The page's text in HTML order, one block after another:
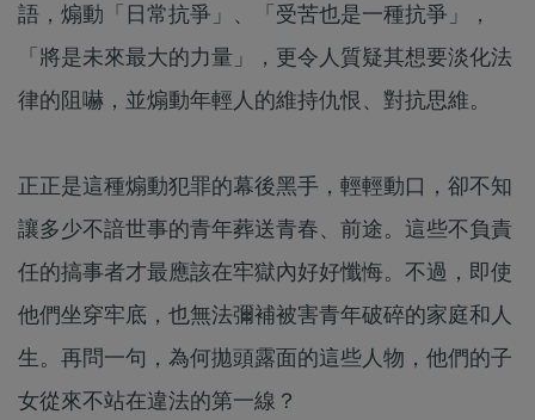
語，煽動「日常抗爭」、「受苦也是一種抗爭」，
「將是未來最大的力量」，更令人質疑其想要淡化法
律的阻嚇，並煽動年輕人的維持仇恨、對抗思維。
正正是這種煽動犯罪的幕後黑手，輕輕動口，卻不知
讓多少不諳世事的青年葬送青春、前途。這些不負責
任的搞事者才最應該在牢獄內好好懺悔。不過，即使
他們坐穿牢底，也無法彌補被害青年破碎的家庭和人
生。再問一句，為何拋頭露面的這些人物，他們的子
女從來不站在違法的第一線？